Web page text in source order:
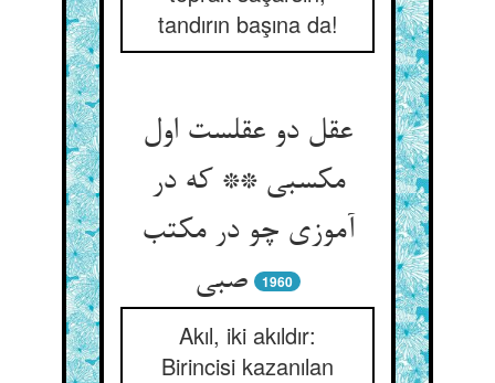
tandırın başına da!
عقل دو عقلست اول
مکسبی ** که در
آموزی چو در مکتب
صبی
1960
Akıl, iki akıldır:
Birincisi kazanılan